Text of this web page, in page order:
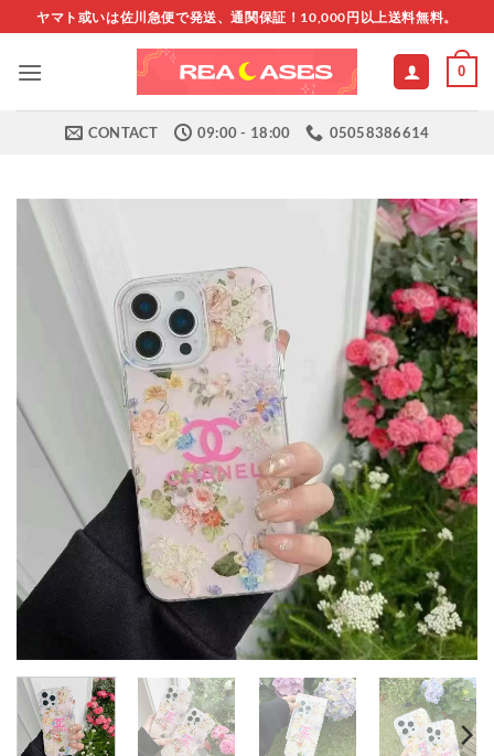
to
content
ヤマト或いは佐川急便で発送、通関保証！10,000円以上送料無料。
0
CONTACT 09:00 - 18:00 05058386614